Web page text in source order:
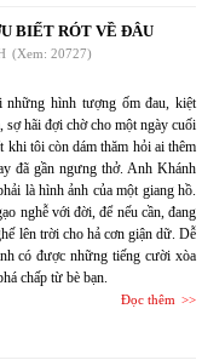
BIẾT RÓT VỀ ĐÂU
(Xem: 20727)
hình tượng ốm đau, kiệt
hãi đợi chờ cho một ngày cuối
tôi còn dám thăm hỏi ai thêm
đã gần ngưng thở. Anh Khánh
là hình ảnh của một giang hồ.
nghễ với đời, để nếu cần, đang
lên trời cho hả cơn giận dữ. Dễ
có được những tiếng cười xòa
chấp từ bè bạn.
Đọc thêm